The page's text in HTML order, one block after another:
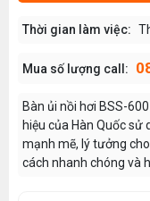
Thời gian làm việc:
Mua số lượng call:
Bàn ủi nồi hơi BSS-
hiệu của Hàn Quốc
mạnh mẽ, lý tưởng
cách nhanh chóng và